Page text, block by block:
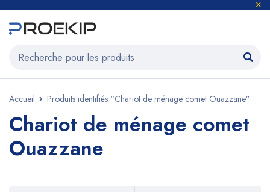
Accueil Produits identifiés “Chariot de ménage comet Ouazzane”
Chariot de ménage comet
Ouazzane